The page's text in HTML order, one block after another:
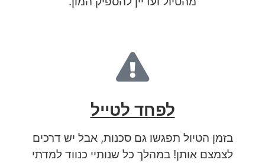
לפחד לטייל
בזמן הטיול תפגשו גם סכנות, אבל יש דרכים
לצמצם אותן! במהלך כל שנותיי כנווד למדתי